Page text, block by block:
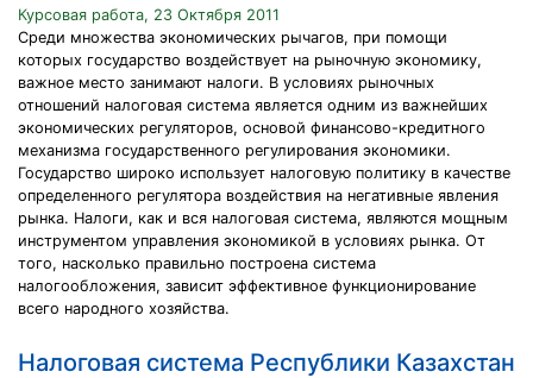
Курсовая работа, 23 Октября 2011
Среди множества экономических рычагов, при помощи
которых государство воздействует на рыночную экономику,
важное место занимают налоги. В условиях рыночных
отношений налоговая система является одним из важнейших
экономических регуляторов, основой финансово-кредитного
механизма государственного регулирования экономики.
Государство широко использует налоговую политику в качестве
определенного регулятора воздействия на негативные явления
рынка. Налоги, как и вся налоговая система, являются мощным
инструментом управления экономикой в условиях рынка. От
того, насколько правильно построена система
налогообложения, зависит эффективное функционирование
всего народного хозяйства.
Налоговая система Республики Казахстан